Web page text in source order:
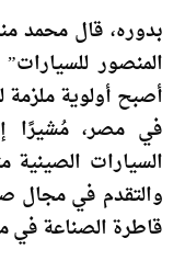
بدوره، قال محمد
المنصور
أصبح أولوية ملزمة
في مصر، مُشيرًا
السيارات
والتقدم في مجال
قاطرة الصناعة في